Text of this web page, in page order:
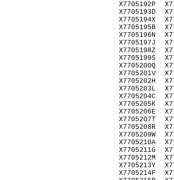
X7705192P
X7705193D
X7705194X
X7705195B
X7705196N
X7705197J
X7705198Z
X7705199S
X7705200Q
X7705201V
X7705202H
X7705203L
X7705204C
X7705205K
X7705206E
X7705207T
X7705208R
X7705209W
X7705210A
X7705211G
X7705212M
X7705213Y
X7705214F